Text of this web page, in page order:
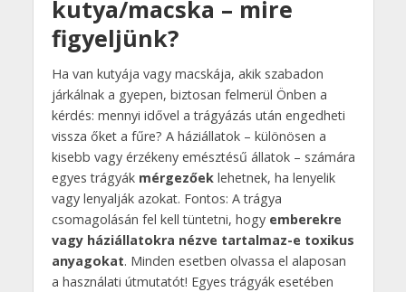
kutya/macska – mire
figyeljünk?
Ha van kutyája vagy macskája, akik szabadon
járkálnak a gyepen, biztosan felmerül Önben a
kérdés: mennyi idővel a trágyázás után engedheti
vissza őket a fűre? A háziállatok – különösen a
kisebb vagy érzékeny emésztésű állatok – számára
egyes trágyák mérgezőeklehetnek, ha lenyelik
vagy lenyalják azokat. Fontos: A trágya
csomagolásán fel kell tüntetni, hogy emberekre
vagy háziállatokra nézve tartalmaz-e toxikus
anyagokat. Minden esetben olvassa el alaposan
a használati útmutatót! Egyes trágyák esetében